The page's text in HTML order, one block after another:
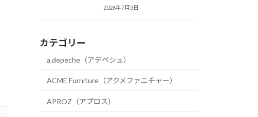
2026年7月3日
カテゴリー
a.depeche（アデペシュ）
ACME Furniture（アクメファニチャー）
APROZ（アプロス）